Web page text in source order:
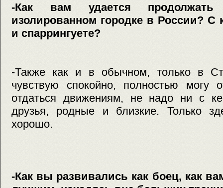
-Как вам удается продолжать
изолированном городке в России? С
и спаррингуете?
-Также как и в обычном, только в
чувствую спокойно, полностью могу
отдаться движениям, не надо ни с
друзья, родные и близкие. Только
хорошо.
-Как вы развивались как боец, как